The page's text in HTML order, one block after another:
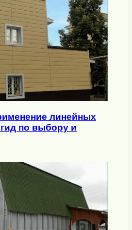
линейных
по выбору и